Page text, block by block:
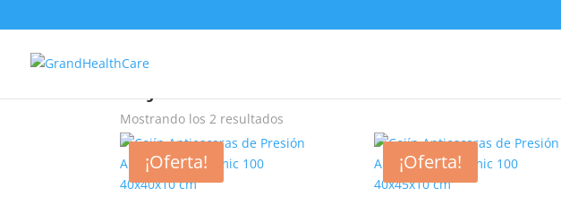
Inicio
Mostrando los 2 resultados
¡Oferta! ¡Oferta!